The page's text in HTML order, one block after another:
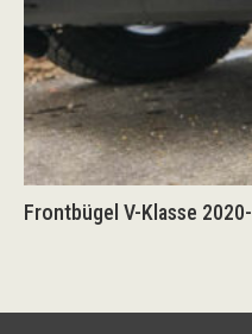
Frontbügel V-Klasse 2020-